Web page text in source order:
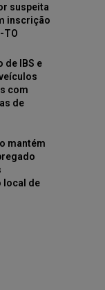
suspeita
inscrição
TO
de IBS e
com
de
mantém
local de